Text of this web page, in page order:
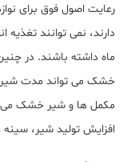
رعایت اصول فوق برای
ماه داشته باشند. در
خشک می تواند مدت
مکمل ها و شیر خشک می
افزایش تولید شیر،